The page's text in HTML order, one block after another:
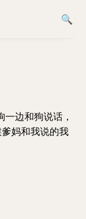
边和狗说话，
妈和我说的我